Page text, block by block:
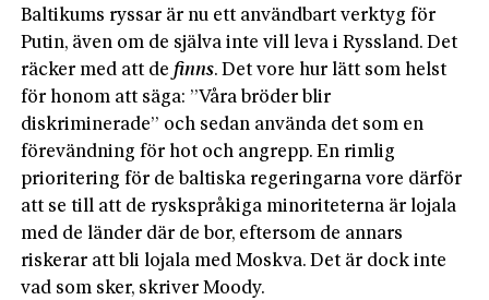
Baltikums ryssar är nu ett användbart verktyg för
Putin, även om de själva inte vill leva i Ryssland. Det
räcker med att definns. Det vore hur lätt som helst
för honom att säga: ”Våra bröder blir
diskriminerade” och sedan använda det som en
förevändning för hot och angrepp. En rimlig
prioritering för de baltiska regeringarna vore därför
att se till att de ryskspråkiga minoriteterna är lojala
med de länder där de bor, eftersom de annars
riskerar att bli lojala med Moskva. Det är dock inte
vad som sker, skriver Moody.